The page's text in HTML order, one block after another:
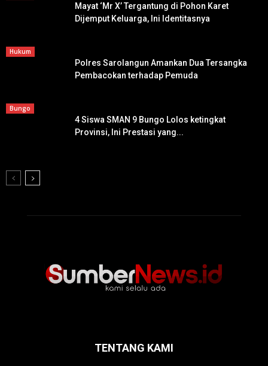
Mayat ‘Mr X’ Tergantung di Pohon Karet
Dijemput Keluarga, Ini Identitasnya
Hukum
Polres Sarolangun Amankan Dua Tersangka
Pembacokan terhadap Pemuda
Bungo
4 Siswa SMAN 9 Bungo Lolos ketingkat
Provinsi, Ini Prestasi yang...
TENTANG KAMI